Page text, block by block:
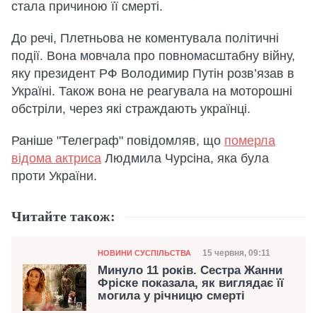
стала причиною її смерті.
До речі, Плетньова не коментувала політичні
події. Вона мовчала про повномасштабну війну,
яку президент РФ Володимир Путін розв’язав в
Україні. Також вона не реагувала на моторошні
обстріли, через які страждають українці.
Раніше "Телеграф" повідомляв, що померла
відома актриса Людмила Чурсіна, яка була
проти України.
Читайте також:
Категорія
НОВИНИ СУСПІЛЬСТВА Дата публікації
15 червня, 09:11
Минуло 11 років. Сестра Жанни
Фріске показала, як виглядає її
могила у річницю смерті